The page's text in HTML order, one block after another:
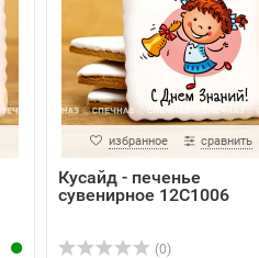
избранное сравнить
Кусайд - печенье
сувенирное 12С1006
(0)